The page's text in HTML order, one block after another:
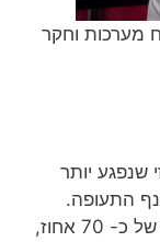
מערכות וחקר
שנפגע יותר
התעופה.
זאת עד לחיסון אוכלוסיית העולם לרמה של כ- 70 אחוז,